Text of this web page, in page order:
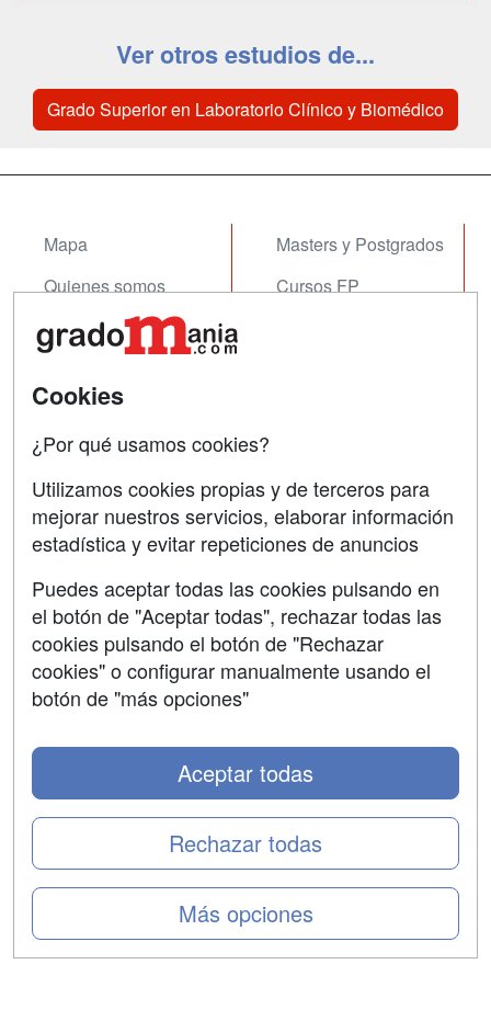
Ver otros estudios de...
Grado Superior en Laboratorio Clínico y Biomédico
Mapa
Quienes somos
Tarifas publicidad
Acceso Centros
Masters y Postgrados
Cursos FP
Contactar
Confidencialidad
Aviso legal
Copyleft
Cookies
¿Por qué usamos cookies?
Utilizamos cookies propias y de terceros para
mejorar nuestros servicios, elaborar información
estadística y evitar repeticiones de anuncios
Puedes aceptar todas las cookies pulsando en
el botón de "Aceptar todas", rechazar todas las
cookies pulsando el botón de "Rechazar
cookies" o configurar manualmente usando el
botón de "más opciones"
Más opciones
Rechazar todas
Aceptar todas